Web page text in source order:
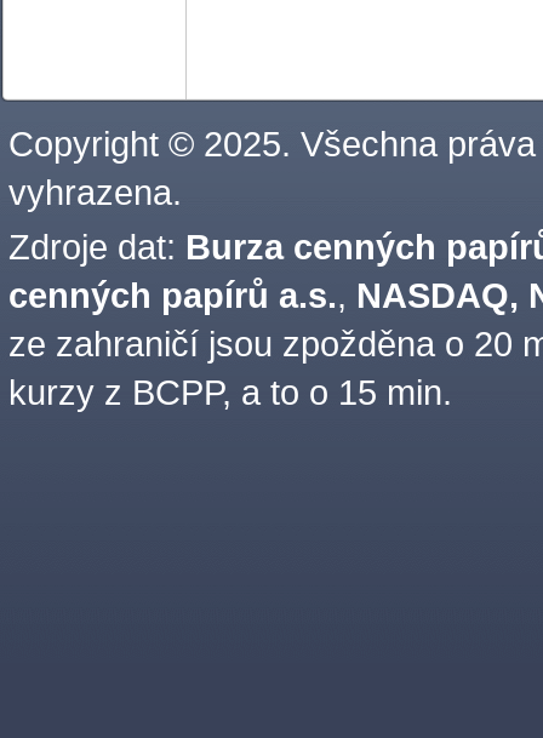
Copyright © 2025. Všechna práva
vyhrazena.
Zdroje dat: Burza cenných
cenných papírů a.s., NASDAQ,
ze zahraničí jsou zpožděna o 20
kurzy z BCPP, a to o 15 min.